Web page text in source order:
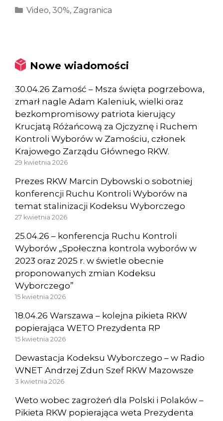
Kategorie
Video, 30%, Zagranica
Nowe wiadomości
30.04.26 Zamość – Msza święta pogrzebowa,
zmarł nagle Adam Kaleniuk, wielki oraz
bezkompromisowy patriota kierujący
Krucjatą Różańcową za Ojczyznę i Ruchem
Kontroli Wyborów w Zamościu, członek
Krajowego Zarządu Głównego RKW.
29 kwietnia 2026
Prezes RKW Marcin Dybowski o sobotniej
konferencji Ruchu Kontroli Wyborów na
temat stalinizacji Kodeksu Wyborczego
27 kwietnia 2026
25.04.26 – konferencja Ruchu Kontroli
Wyborów „Społeczna kontrola wyborów w
2023 oraz 2025 r. w świetle obecnie
proponowanych zmian Kodeksu
Wyborczego”
15 kwietnia 2026
18.04.26 Warszawa – kolejna pikieta RKW
popierająca WETO Prezydenta RP
15 kwietnia 2026
Dewastacja Kodeksu Wyborczego – w Radio
WNET Andrzej Zdun Szef RKW Mazowsze
3 kwietnia 2026
Weto wobec zagrożeń dla Polski i Polaków –
Pikieta RKW popierająca weta Prezydenta